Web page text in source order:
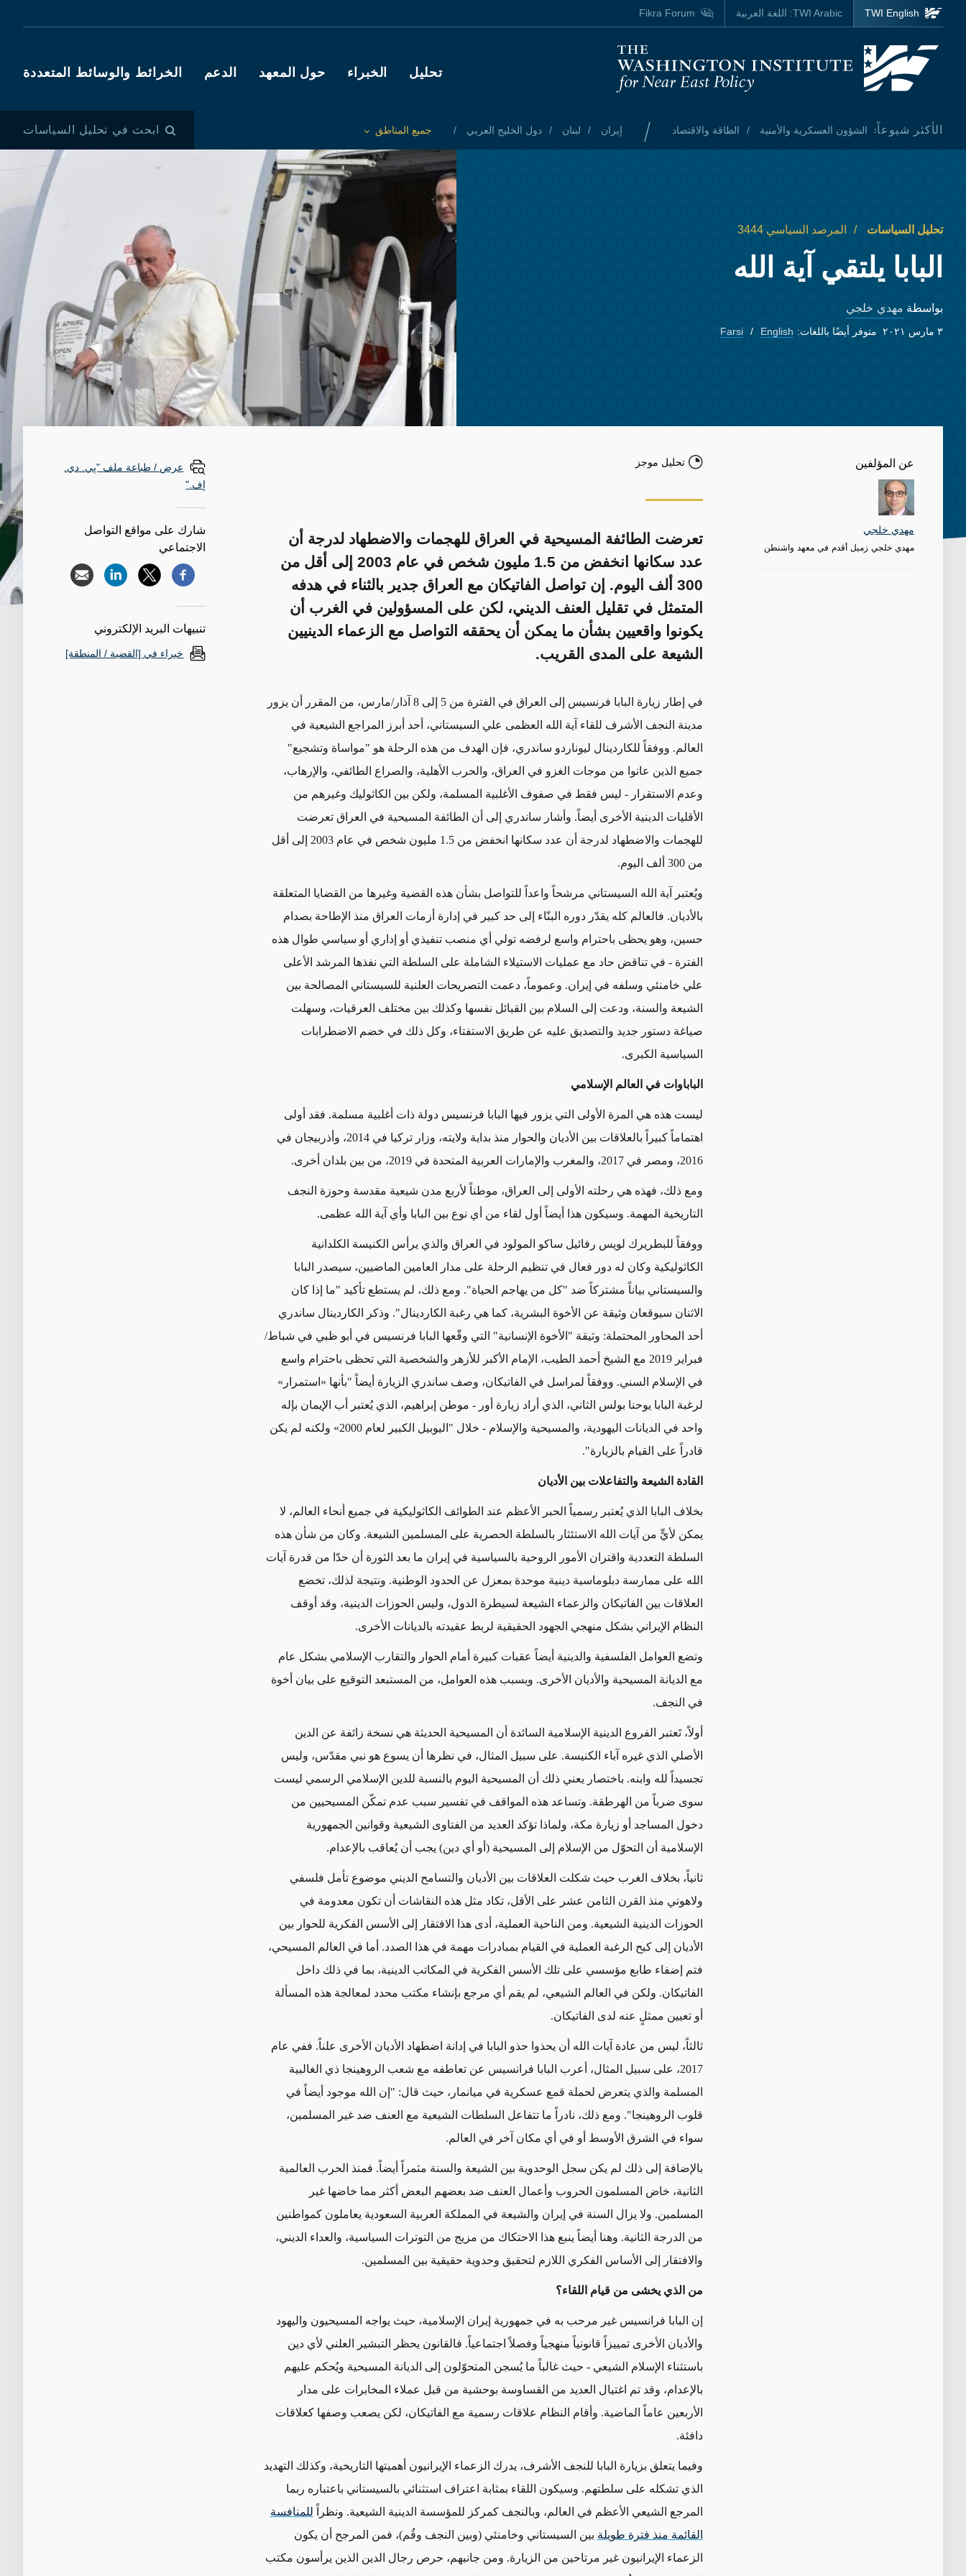
Skip to main content
Homepage
Main navigation
تحليل الخبراء حول المعهد الدعم الخرائط والوسائط المتعددة
الأكثر شيوعاً: الشؤون العسكرية والأمنية الطاقة والاقتصاد / إيران لبنان دول الخليج العربي
Toggle List of
جميع المناطق ابحث في تحليل السياسات
TWI English
TWI Arabic: اللغة العربية Fikra Forum
تحليل السياسات المرصد السياسي 3444
البابا يلتقي آية الله
بواسطة مهدي خلجي
٣ مارس ٢٠٢١ متوفر أيضًا باللغات: English
Farsi
عن المؤلفين
مهدي خلجي
مهدي خلجي زميل أقدم في معهد واشنطن
تحليل موجز
تعرضت الطائفة المسيحية في العراق للهجمات والاضطهاد لدرجة أن
عدد سكانها انخفض من 1.5 مليون شخص في عام 2003 إلى أقل من
300 ألف اليوم. إن تواصل الفاتيكان مع العراق جدير بالثناء في هدفه
المتمثل في تقليل العنف الديني، لكن على المسؤولين في الغرب أن
يكونوا واقعيين بشأن ما يمكن أن يحققه التواصل مع الزعماء الدينيين
الشيعة على المدى القريب.
في إطار زيارة البابا فرنسيس إلى العراق في الفترة من 5 إلى 8 آذار/مارس،
من المقرر أن يزور
مدينة النجف الأشرف للقاء آية الله العظمى علي السيستاني، أحد أبرز المراجع الشيعية في
العالم. ووفقاً للكاردينال ليوناردو ساندري، فإن الهدف من هذه الرحلة هو "مواساة وتشجيع"
جميع الذين عانوا من موجات الغزو في العراق، والحرب الأهلية، والصراع الطائفي، والإرهاب،
وعدم الاستقرار - ليس فقط في صفوف الأغلبية المسلمة، ولكن بين الكاثوليك وغيرهم من
الأقليات الدينية الأخرى أيضاً. وأشار ساندري إلى أن الطائفة المسيحية في العراق تعرضت
للهجمات والاضطهاد لدرجة أن عدد سكانها انخفض من 1.5 مليون شخص في عام 2003 إلى أقل
من 300 ألف اليوم
.
ويُعتبر آية الله السيستاني مرشحاً واعداً للتواصل بشأنهذه القضية وغيرها من القضايا المتعلقة
بالأديان. فالعالم كله يقدّر دوره البنّاء إلى حد كبير في إدارة أزمات العراق منذ الإطاحة بصدام
حسين، وهو يحظى باحترام واسع لرفضه تولي أي منصب تنفيذي أو إداري أو سياسي طوال هذه
الفترة - في تناقض حاد مع عمليات الاستيلاء الشاملة على السلطة التي نفذها المرشد الأعلى
علي خامنئي وسلفه في إيران. وعموماً، دعمت التصريحات العلنية للسيستاني المصالحة بين
الشيعة والسنة، ودعت إلى السلام بين القبائل نفسها وكذلك بين مختلف العرقيات، وسهلت
صياغة دستور جديد والتصديق عليه عن طريق الاستفتاء، وكل ذلك في خضم الاضطرابات
السياسية الكبرى.
الباباوات في العالم الإسلامي
ليست هذه هي المرة الأولى التي يزور فيها البابا فرنسيس دولة ذات أغلبية مسلمة. فقد أولى
اهتماماً كبيراً بالعلاقات بين الأديان والحوار منذ بداية ولايته، وزار تركيا في 2014، وأذربيجان في
2016، ومصر في 2017، والمغرب والإمارات العربية المتحدة في 2019، من بين بلدان أخرى.
ومع ذلك، فهذه هي رحلته الأولى إلى العراق، موطناً لأربع مدن شيعية مقدسة وحوزة النجف
التاريخية المهمة. وسيكون هذا أيضاً أول لقاء من أي نوع بين البابا وأي آية الله عظمى.
ووفقاً للبطريرك لويس رفائيل ساكو المولود في العراق والذي يرأس الكنيسة الكلدانية
الكاثوليكية وكان له دور فعال في تنظيم الرحلة على مدار العامين الماضيين، سيصدر البابا
والسيستاني بياناً مشتركاً ضد "كل من يهاجم الحياة". ومع ذلك، لم يستطع تأكيد "ما إذا كان
الاثنان سيوقعان وثيقة عن الأخوة البشرية، كما هي رغبة الكاردينال". وذكر الكاردينال ساندري
أحد المحاور المحتملة: وثيقة "الأخوة الإنسانية" التي وقّعها البابا فرنسيس في أبو ظبي في شباط/
فبراير 2019 مع الشيخ أحمد الطيب، الإمام الأكبر للأزهر والشخصية التي تحظى باحترام واسع
في الإسلام السني. ووفقاً لمراسل في الفاتيكان، وصف ساندري الزيارة أيضاً "بأنها « استمرار »
لرغبة البابا يوحنا بولس الثاني، الذي أراد زيارة أور - موطن إبراهيم، الذي يُعتبر أب الإيمان بإله
واحد في الديانات اليهودية، والمسيحية والإسلام - خلال "اليوبيل الكبير لعام 2000
» ولكنه لم يكن
قادراً على القيام بالزيارة".
القادة الشيعة والتفاعلات بين الأديان
بخلاف البابا الذي يُعتبر رسمياً الحبر الأعظم عند الطوائف الكاثوليكية في جميع أنحاء العالم، لا
يمكن لأيٍّ من آيات الله الاستئثار بالسلطة الحصرية على المسلمين الشيعة. وكان من شأن هذه
السلطة التعددية واقتران الأمور
الروحية بالسياسية في إيران ما بعد الثورة أن حدّا من قدرة آيات
الله على ممارسةدبلوماسية دينية موحدة بمعزل عن الحدود الوطنية. ونتيجة لذلك، تخضع
العلاقات بين الفاتيكان والزعماء الشيعة لسيطرة الدول، وليس الحوزات الدينية، وقد أوقف
النظام الإيراني بشكل منهجي الجهود الحقيقية لربط عقيدته بالديانات الأخرى.
وتضع العوامل الفلسفية والدينية أيضاً عقبات كبيرة أمام الحوار والتقارب الإسلامي بشكل عام
مع الديانة المسيحية والأديان الأخرى. وبسبب هذه العوامل، من المستبعد التوقيع على بيان أخوة
في النجف.
أولاً،تَعتبر
الفروع الدينية الإسلامية السائدة أن المسيحية الحديثة هي نسخة زائفة عن الدين
الأصلي الذي غيره آباء الكنيسة. على سبيل المثال، في نظرها أن يسوع هو نبي مقدّس، وليس
تجسيداً لله وابنه. باختصار يعني ذلك أن المسيحية اليوم بالنسبة للدين الإسلامي الرسمي ليست
سوى ضرباً من الهرطقة. وتساعد هذه المواقف في تفسير سبب عدم تمكّن المسيحيين من
دخول المساجد أو زيارة مكة، ولماذا تؤكد العديد من الفتاوى الشيعية وقوانين الجمهورية
الإسلامية أن التحوّل من الإسلام إلى المسيحية (أو أي دين) يجب أن يُعاقب بالإعدام.
ثانياً، بخلاف الغرب حيث شكلت العلاقات بين الأديان والتسامح الديني موضوع تأمل فلسفي
ولاهوتي منذ القرن الثامن عشر على الأقل،تكاد مثل هذه النقاشات أن تكون معدومة في
الحوزات الدينية الشيعية. ومن الناحية العملية، أدىهذا الافتقار إلى الأسس الفكرية للحوار بين
الأديان إلى كبح الرغبة العملية في القيام بمبادرات مهمة في هذا الصدد. أما في العالم المسيحي،
فتم إضفاء طابع مؤسسي على تلك الأسس الفكرية في المكاتب الدينية، بما في ذلك داخل
الفاتيكان. ولكن في العالم الشيعي، لم يقم أي مرجع بإنشاء مكتب محدد لمعالجة هذه المسألة
أو تعيين ممثلٍ عنه لدى الفاتيكان.
ثالثاً، ليس من عادة آيات الله أن يحذوا حذو البابا في إدانة اضطهاد الأديان الأخرى علناً. ففي عام
2017، على سبيل المثال،
أعرب البابا فرانسيس عن تعاطفه مع شعب الروهينجا ذي الغالبية
المسلمة والذي يتعرض لحملة قمع عسكرية في ميانمار، حيث قال: "إن الله موجود أيضاً في
قلوب الروهينجا". ومع ذلك، نادراً ما تتفاعل السلطات الشيعية مع العنف ضد غير المسلمين،
سواء في الشرق الأوسط أو في أي مكان آخر في العالم.
بالإضافة إلى ذلك لم يكن سجل الوحدوية بين الشيعة والسنة مثمراً أيضاً. فمنذ الحرب العالمية
الثانية، خاض المسلمون الحروب وأعمال العنف ضد بعضهم البعض أكثر مما خاضها غير
المسلمين. ولا يزال السنة في إيران والشيعة في المملكة العربية السعودية يعاملون كمواطنين
من الدرجة الثانية. وهنا أيضاً ينبع هذا الاحتكاك من مزيج من التوترات السياسية، والعداء الديني،
والافتقار إلى الأساس الفكري اللازم لتحقيق وحدوية حقيقية بين المسلمين.
من الذي يخشى من قيام اللقاء؟
إن البابا فرانسيس غير مرحب به في جمهورية إيران الإسلامية، حيث يواجه المسيحيون واليهود
والأديان الأخرى تمييزاً قانونياً منهجياً وفصلاً اجتماعياً. فالقانون يحظر التبشير العلني لأي دين
باستثناء الإسلام الشيعي - حيث غالباً ما يُسجن المتحوّلون إلى الديانة المسيحية ويُحكم عليهم
بالإعدام، وقد تم اغتيال العديد من القساوسة بوحشية من قبل عملاء المخابرات على مدار
الأربعين عاماً الماضية. وأقام النظام علاقات رسمية مع الفاتيكان، لكن يصعب وصفها كعلاقات
دافئة.
وفيما يتعلق بزيارة البابا للنجف الأشرف، يدرك الزعماء الإيرانيون أهميتها التاريخية، وكذلك التهديد
الذي تشكله على سلطتهم. وسيكون اللقاء بمثابة اعتراف استثنائي بالسيستاني باعتباره ربما
المرجع الشيعي الأعظم في العالم، وبالنجف كمركز للمؤسسة الدينية الشيعية. ونظراً للمنافسة
القائمة منذ فترة طويلة بين السيستاني وخامنئي(وبين النجف وقُم)، فمن المرجح أن يكون
الزعماء الإيرانيون غير مرتاحين من الزيارة. ومن جانبهم، حرص رجال الدين الذين يرأسون مكتب
عرض / طباعة ملف "پي. دي.
إف."
شارك على مواقع التواصل
الاجتماعي
تنبيهات البريد الإلكتروني
خبراء في [القضية / المنطقة]